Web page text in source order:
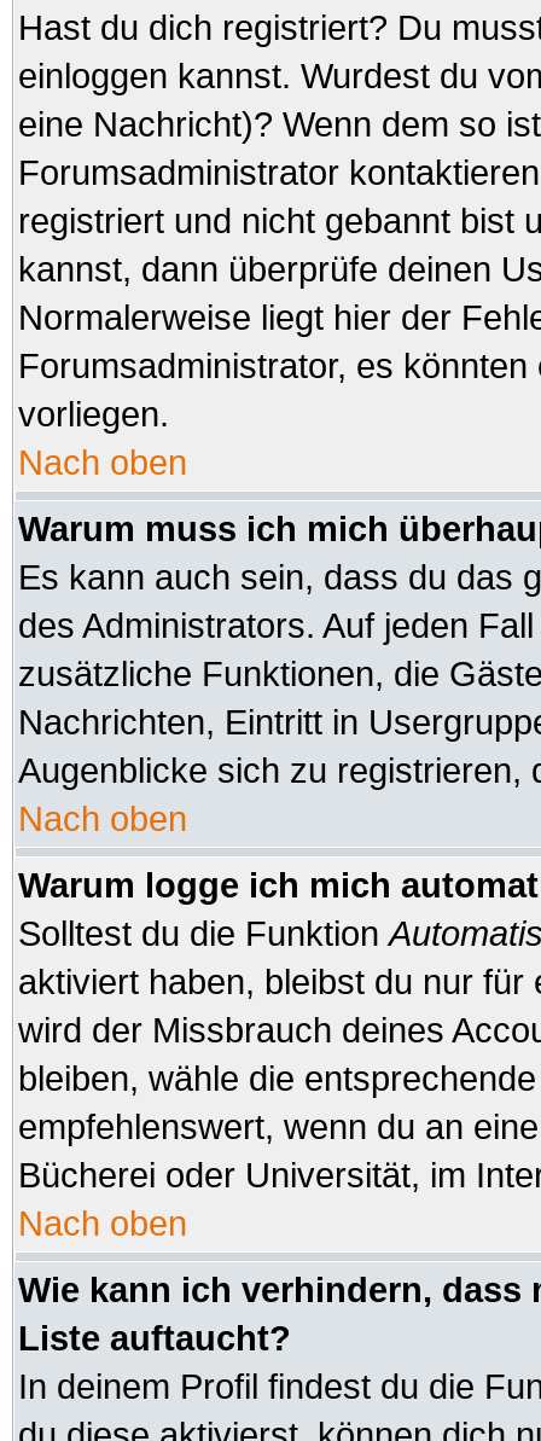
Hast du dich registriert? Du
einloggen kannst. Wurdest du
eine Nachricht)? Wenn dem so
Forumsadministrator
registriert und nicht gebannt bist
kannst, dann überprüfe deinen
Normalerweise liegt hier der
Forumsadministrator, es
vorliegen.
Nach oben
Warum muss ich mich
Es kann auch sein, dass du das
des Administrators. Auf jeden
zusätzliche Funktionen, die
Nachrichten, Eintritt in
Augenblicke sich zu registrieren,
Nach oben
Warum logge ich mich
Solltest du die Funktion
aktiviert haben, bleibst du nur
wird der Missbrauch deines
bleiben, wähle die
empfehlenswert, wenn du an
Bücherei oder Universität, im
Nach oben
Wie kann ich verhindern, dass
Liste auftaucht?
In deinem Profil findest du die